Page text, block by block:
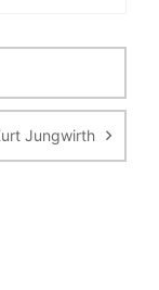
Jungwirth